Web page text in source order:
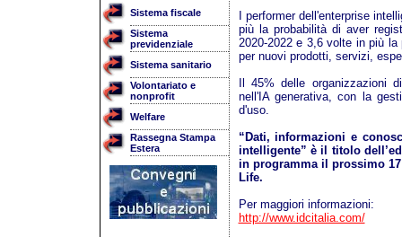
Sistema fiscale
Sistema
previdenziale
Sistema sanitario
Volontariato e
nonprofit
Welfare
Rassegna Stampa
Estera
I performer dell'enterprise
più la probabilità di aver
2020-2022 e 3,6 volte in più
per nuovi prodotti, servizi,
Il 45% delle organizzazioni
nell'IA generativa, con la
d'uso.
“Dati, informazioni e
intelligente” è il titolo
in programma il prossimo
Life.
Per maggiori informazioni:
http://www.idcitalia.com/